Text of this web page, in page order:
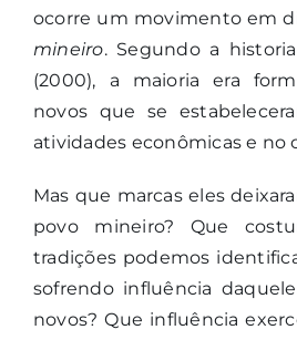
ocorre um movimento em
mineiro. Segundo a
(2000), a maioria era
novos que se
atividades econômicas e no
Mas que marcas eles
povo mineiro? Que
tradições podemos
sofrendo influência
novos? Que influência